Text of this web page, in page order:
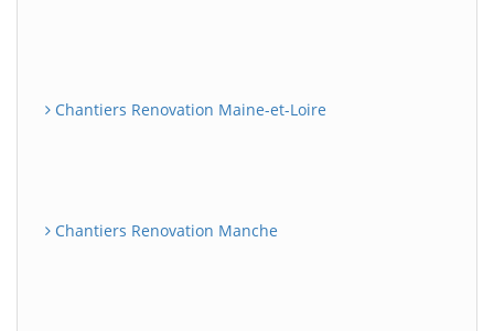
Chantiers Renovation Maine-et-Loire
Chantiers Renovation Manche